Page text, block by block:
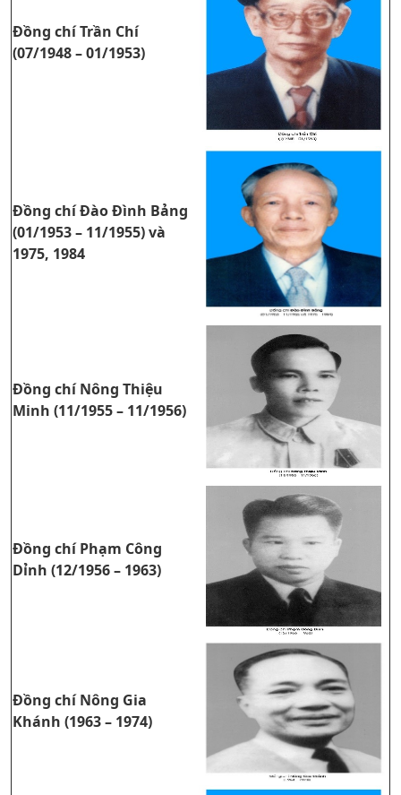
Đồng chí Trần Chí
(07/1948 – 01/1953)
Đồng chí Đào Đình Bảng
(01/1953 – 11/1955) và
1975, 1984
Đồng chí Nông Thiệu
Minh (11/1955 – 11/1956)
Đồng chí Phạm Công
Dỉnh (12/1956 – 1963)
Đồng chí Nông Gia
Khánh (1963 – 1974)